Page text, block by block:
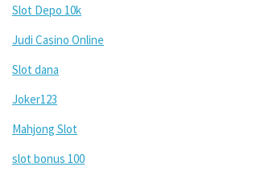
Slot Depo 10k
Judi Casino Online
Slot dana
Joker123
Mahjong Slot
slot bonus 100